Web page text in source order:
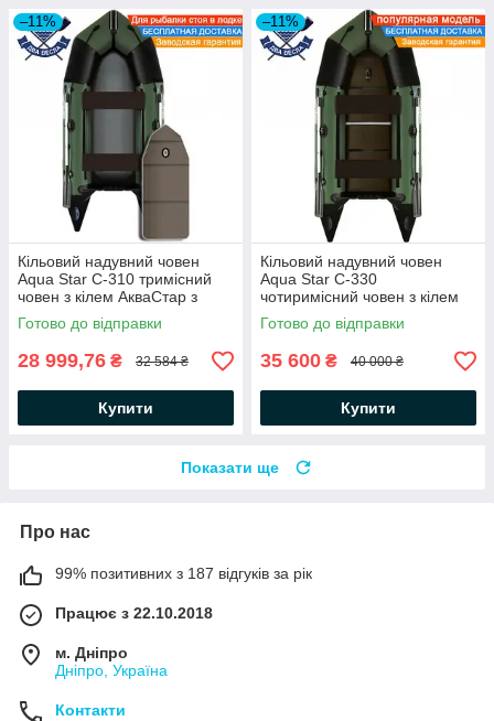
–11%
Кільовий надувний човен
Aqua Star C-310 тримісний
човен з кілем АкваСтар з
слань-книжкою і
посиленнями під кильсоном,
Готово до відправки
28 999,76 ₴ 32 584 ₴
Купити
–11%
Кільовий надувний човен
Aqua Star C-330
чотиримісний човен з кілем
АкваСтар з жорстким дном і
посиленнями під кильсоном,
Готово до відправки
35 600 ₴ 40 000 ₴
Купити
Показати ще
Про нас
99% позитивних з 187 відгуків за рік
Працює з 22.10.2018
м. Дніпро
Дніпро, Україна
Контакти